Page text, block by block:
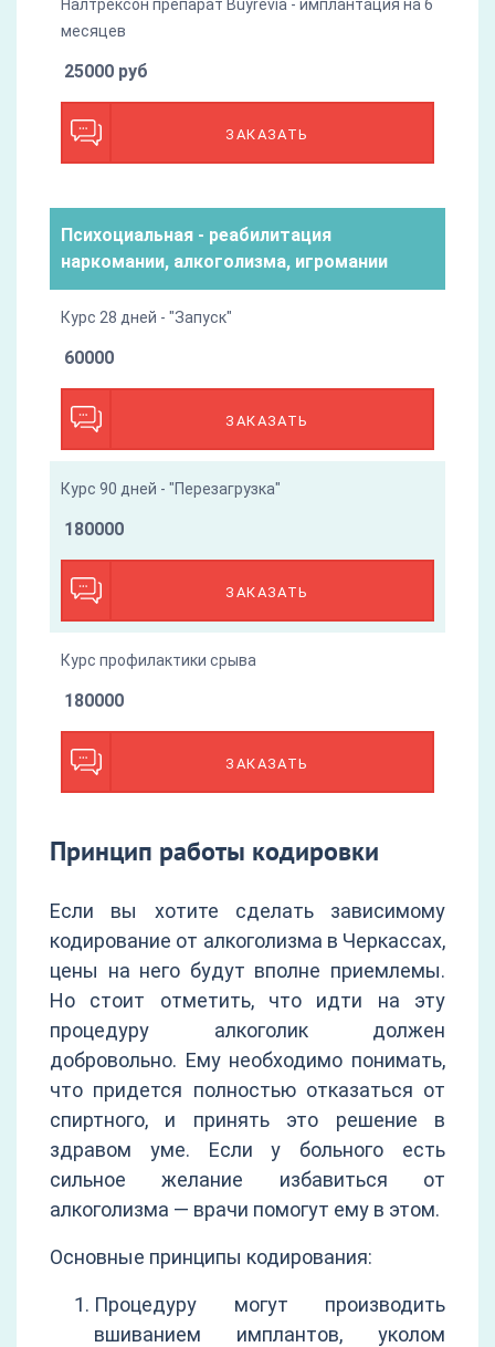
Налтрексон препарат Buyrevia - имплантация на 6
месяцев
ЗАКАЗАТЬ
25000 руб
Психоциальная - реабилитация
наркомании, алкоголизма, игромании
Курс 28 дней - "Запуск"
ЗАКАЗАТЬ
60000
Курс 90 дней - "Перезагрузка"
ЗАКАЗАТЬ
180000
Курс профилактики срыва
ЗАКАЗАТЬ
180000
Принцип работы кодировки
Если вы хотите сделать зависимому
кодирование от алкоголизма в Черкассах,
цены на него будут вполне приемлемы.
Но стоит отметить, что идти на эту
процедуру алкоголик должен
добровольно. Ему необходимо понимать,
что придется полностью отказаться от
спиртного, и принять это решение в
здравом уме. Если у больного есть
сильное желание избавиться от
алкоголизма — врачи помогут ему в этом.
Основные принципы кодирования:
Процедуру могут производить
вшиванием имплантов, уколом